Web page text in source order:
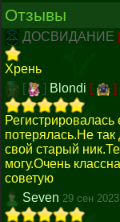
Отзывы
ДОСВИДАНИЕ
Хрень
[
] Blondi [ ]
потерялась.Не
свой старый
могу.Очень
советую
Seven 29 сен